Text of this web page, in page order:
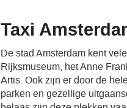
Taxi
De stad Amsterdam kent
Rijksmuseum, het Anne
Artis. Ook zijn er door de
parken en gezellige